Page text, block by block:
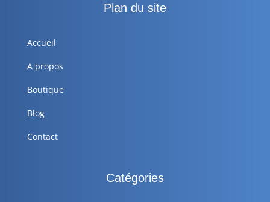
Plan du site
Accueil
A propos
Boutique
Blog
Contact
Catégories